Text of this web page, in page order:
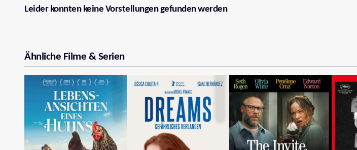
Leider konnten keine Vorstellungen gefunden werden
Ähnliche Filme & Serien